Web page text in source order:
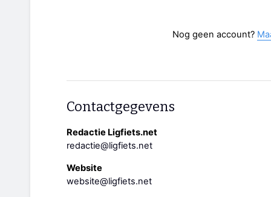
Nog geen account?
Contactgegevens
Redactie Ligfiets.net
redactie@ligfiets.net
Website
website@ligfiets.net